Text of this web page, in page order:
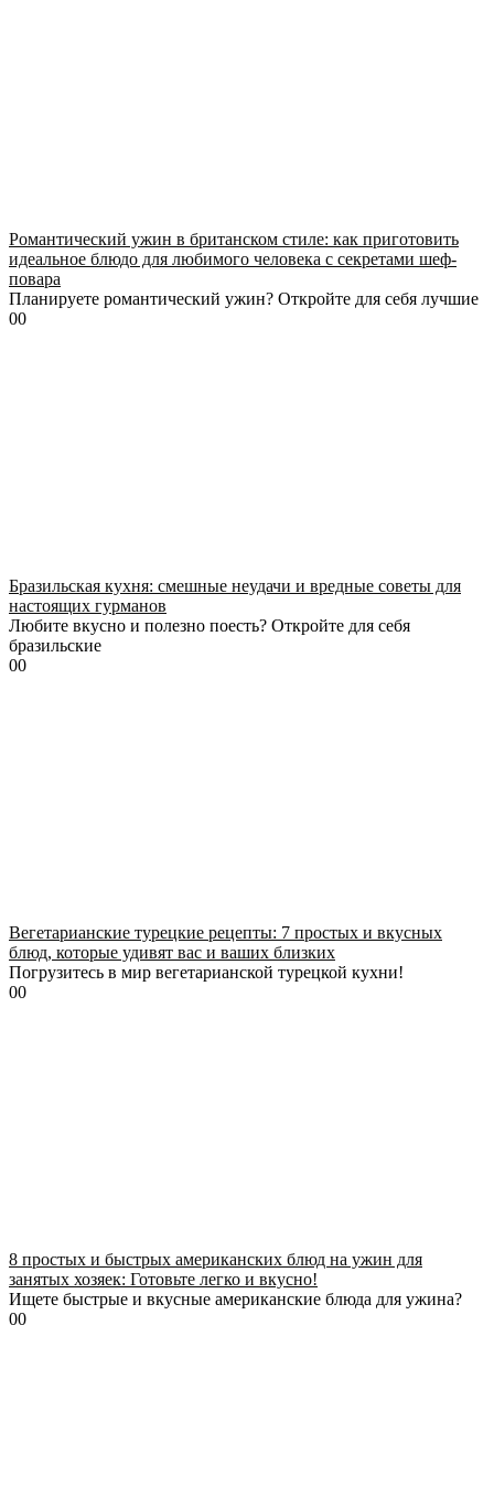
Романтический ужин в британском стиле: как приготовить
идеальное блюдо для любимого человека с секретами шеф-
повара
Планируете романтический ужин? Откройте для себя лучшие
00
Бразильская кухня: смешные неудачи и вредные советы для
настоящих гурманов
Любите вкусно и полезно поесть? Откройте для себя
бразильские
00
Вегетарианские турецкие рецепты: 7 простых и вкусных
блюд, которые удивят вас и ваших близких
Погрузитесь в мир вегетарианской турецкой кухни!
00
8 простых и быстрых американских блюд на ужин для
занятых хозяек: Готовьте легко и вкусно!
Ищете быстрые и вкусные американские блюда для ужина?
00